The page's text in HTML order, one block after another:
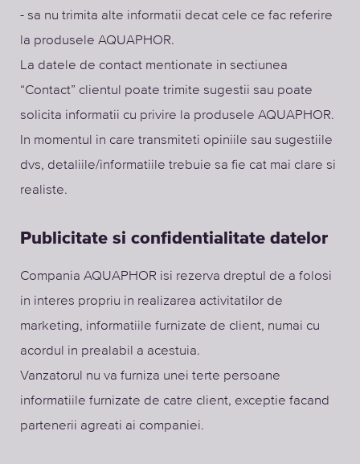
- sa nu trimita alte informatii decat cele ce fac referire
la produsele AQUAPHOR.
La datele de contact mentionate in sectiunea
“Contact” clientul poate trimite sugestii sau poate
solicita informatii cu privire la produsele AQUAPHOR.
In momentul in care transmiteti opiniile sau sugestiile
dvs, detaliile/informatiile trebuie sa fie cat mai clare si
realiste.
Publicitate si confidentialitate datelor
Compania AQUAPHOR isi rezerva dreptul de a folosi
in interes propriu in realizarea activitatilor de
marketing, informatiile furnizate de client, numai cu
acordul in prealabil a acestuia.
Vanzatorul nu va furniza unei terte persoane
informatiile furnizate de catre client, exceptie facand
partenerii agreati ai companiei.